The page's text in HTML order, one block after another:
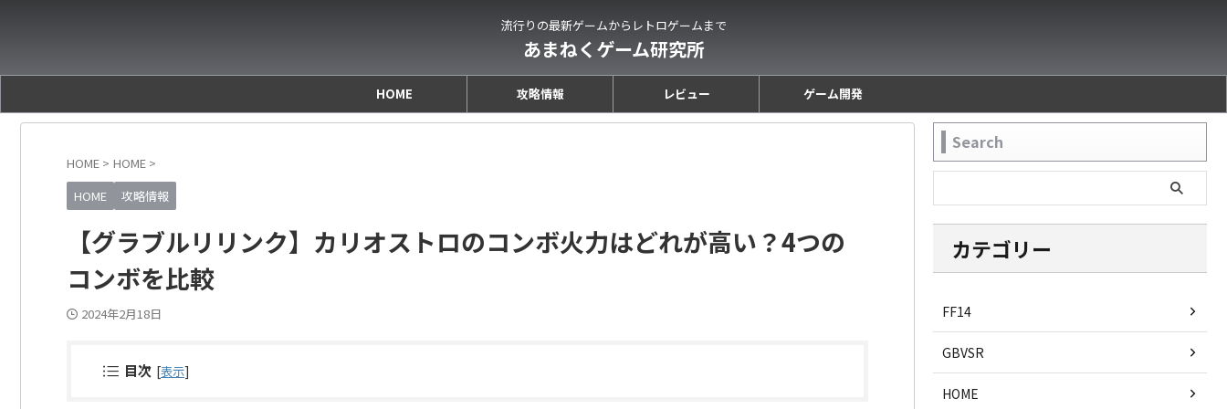
流行りの最新ゲームからレトロゲームまで
あまねくゲーム研究所
HOME 攻略情報 レビュー ゲーム開発
HOME > HOME >
HOME
攻略情報
【グラブルリリンク】カリオストロのコンボ火力はどれが高い？4つの
コンボを比較
2024年2月18日
目次 [表示]
Search
カテゴリー
FF14
GBVSR
HOME